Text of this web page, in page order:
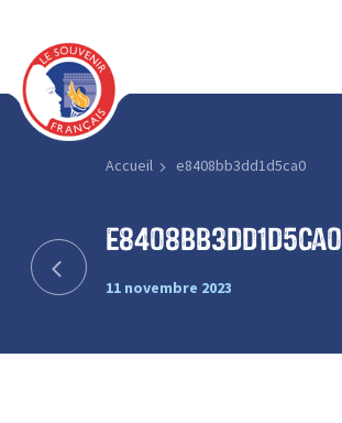
Accueil e8408bb3dd1d5ca0
e8408bb3dd1d5ca0
11 novembre 2023